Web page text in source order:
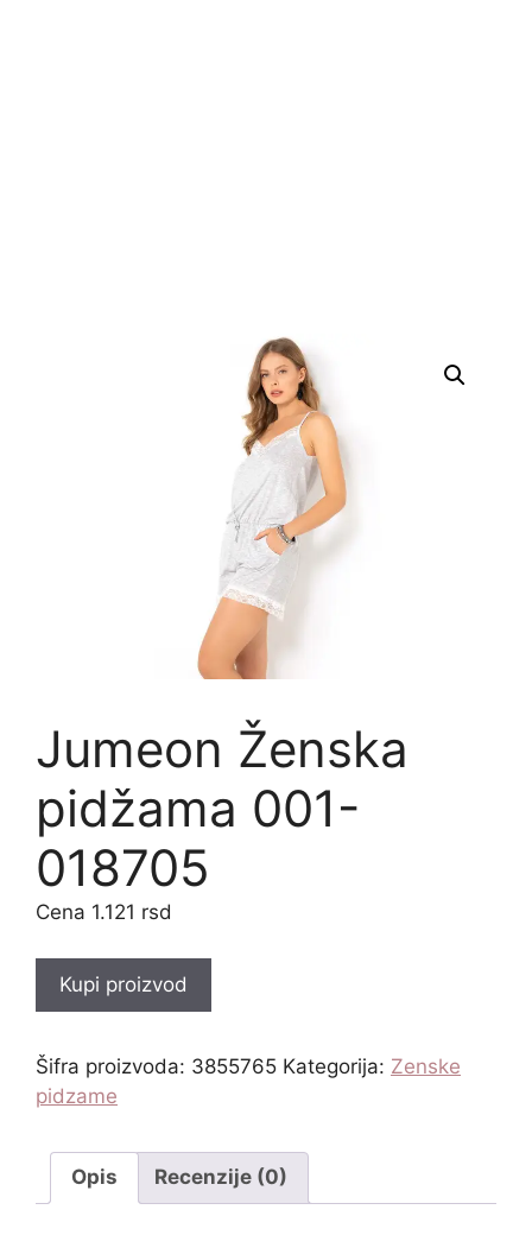
Jumeon Ženska
pidžama 001-
018705
1.121 rsd
Kupi proizvod
Šifra proizvoda: 3855765 Kategorija: Zenske
pidzame
Opis Recenzije (0)